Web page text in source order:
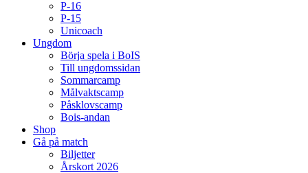
P-16
P-15
Unicoach
Ungdom
Börja spela i BoIS
Till ungdomssidan
Sommarcamp
Målvaktscamp
Påsklovscamp
Bois-andan
Shop
Gå på match
Biljetter
Årskort 2026